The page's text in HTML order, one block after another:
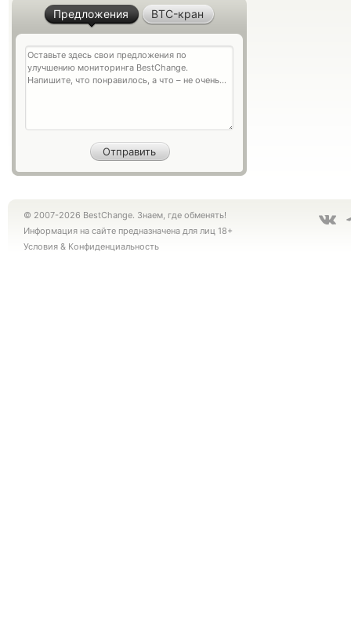
Предложения BTC-кран
© 2007-2026 BestChange. Знаем, где обменять!
Информация на сайте предназначена для лиц 18+
Условия & Конфиденциальность